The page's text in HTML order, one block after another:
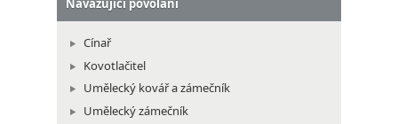
Navazující povolání
Cínař
Kovotlačitel
Umělecký kovář a zámečník
Umělecký zámečník